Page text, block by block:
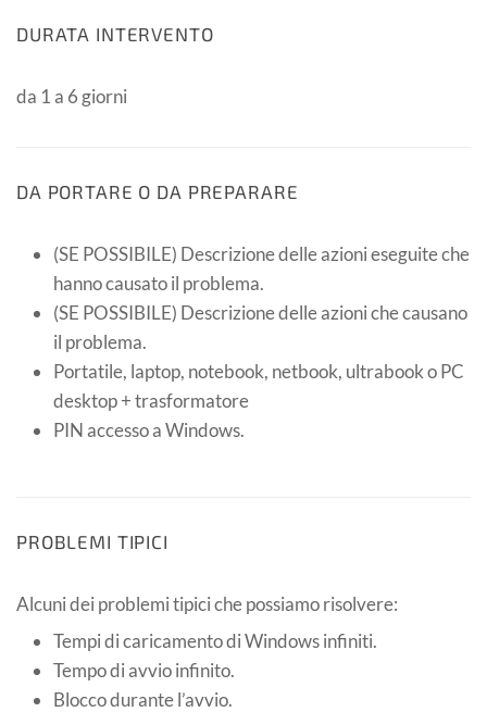
DURATA INTERVENTO
da 1 a 6 giorni
DA PORTARE O DA PREPARARE
(SE POSSIBILE) Descrizione delle azioni eseguite che
hanno causato il problema.
(SE POSSIBILE) Descrizione delle azioni che causano
il problema.
Portatile, laptop, notebook, netbook, ultrabook o PC
desktop + trasformatore
PIN accesso a Windows.
PROBLEMI TIPICI
Alcuni dei problemi tipici che possiamo risolvere:
Tempi di caricamento di Windows infiniti.
Tempo di avvio infinito.
Blocco durante l’avvio.